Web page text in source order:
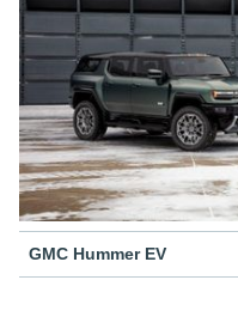
GMC Hummer EV